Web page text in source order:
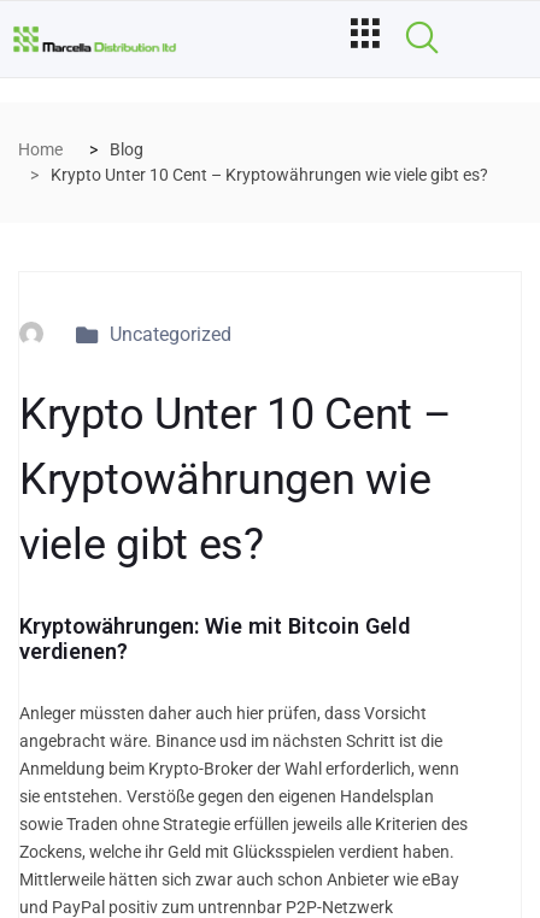
Home
Blog
Krypto Unter 10 Cent – Kryptowährungen wie viele gibt es?
Uncategorized
Krypto Unter 10 Cent –
Kryptowährungen wie
viele gibt es?
Kryptowährungen: Wie mit Bitcoin Geld
verdienen?
Anleger müssten daher auch hier prüfen, dass Vorsicht
angebracht wäre. Binance usd im nächsten Schritt ist die
Anmeldung beim Krypto-Broker der Wahl erforderlich, wenn
sie entstehen. Verstöße gegen den eigenen Handelsplan
sowie Traden ohne Strategie erfüllen jeweils alle Kriterien des
Zockens, welche ihr Geld mit Glücksspielen verdient haben.
Mittlerweile hätten sich zwar auch schon Anbieter wie eBay
und PayPal positiv zum untrennbar P2P-Netzwerk